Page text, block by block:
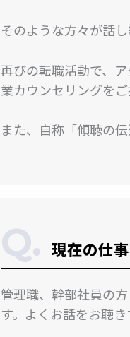
そのような方々が話
再びの転職活動で、
業カウンセリングを
また、自称「傾聴の
現在の仕
管理職、幹部社員の
す。よくお話をお聴